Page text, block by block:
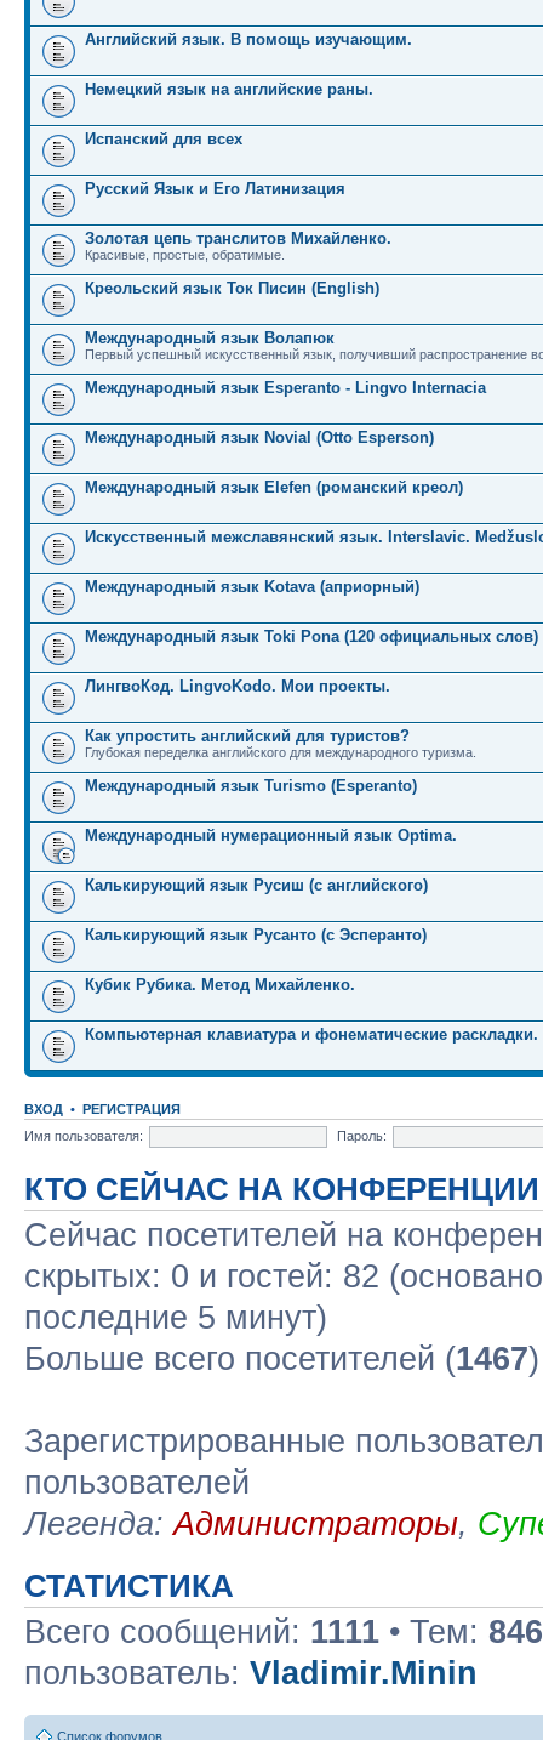
Английский язык. В помощь изучающим.
Немецкий язык на английские раны.
Испанский для всех
Русский Язык и Его Латинизация
Золотая цепь транслитов Михайленко.
Красивые, простые, обратимые.
Креольский язык Ток Писин (English)
Международный язык Волапюк
Первый успешный искусственный язык, получивший распространение
Международный язык Esperanto - Lingvo Internacia
Международный язык Novial (Otto Esperson)
Международный язык Elefen (романский креол)
Искусственный межславянский язык. Interslavic.
Международный язык Kotava (априорный)
Международный язык Toki Pona (120 официальных слов)
ЛингвоКод. LingvoKodo. Мои проекты.
Как упростить английский для туристов?
Глубокая переделка английского для международного туризма.
Международный язык Turismo (Esperanto)
Международный нумерационный язык Optima.
Калькирующий язык Русиш (с английского)
Калькирующий язык Русанто (с Эсперанто)
Кубик Рубика. Метод Михайленко.
Компьютерная клавиатура и фонематические раскладки.
ВХОД • РЕГИСТРАЦИЯ
Имя пользователя:
Пароль:
КТО СЕЙЧАС НА КОНФЕРЕНЦИИ
Сейчас посетителей на
скрытых: 0 и гостей: 82
последние 5 минут)
Больше всего посетителей (1467
Зарегистрированные
пользователей
Легенда:Администраторы,
СТАТИСТИКА
Всего сообщений: 1111 • Тем: 846
пользователь: Vladimir.Minin
Список форумов